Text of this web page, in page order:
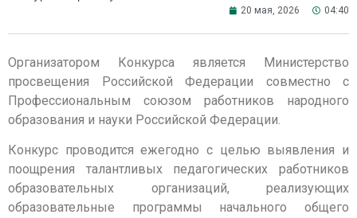
20 мая, 2026 04:40
Организатором Конкурса является Министерство
просвещения Российской Федерации совместно с
Профессиональным союзом работников народного
образования и науки Российской Федерации.
Конкурс проводится ежегодно с целью выявления и
поощрения талантливых педагогических работников
образовательных организаций, реализующих
образовательные программы начального общего